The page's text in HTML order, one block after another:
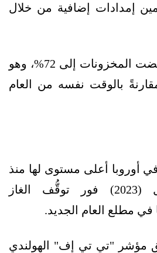
إمدادات إضافية من خلال
وبحسب البيان، انخفضت المخزونات إلى 72%، وهو
على 69% مقارنةً بالوقت نفسه من العام
أوروبا أعلى مستوى لها منذ
أكتوبر/تشرين الأول (2023) فور توقُّف الغاز
في مطلع العام الجديد.
مؤشر "تي تي إف" الهولندي